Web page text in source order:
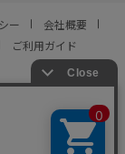
ー
会社概要
ご利用ガイド